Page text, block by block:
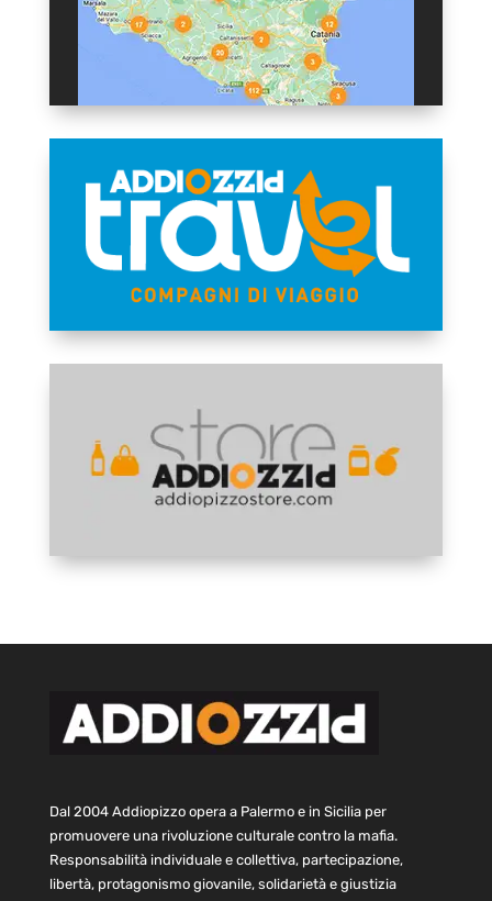
Dal 2004 Addiopizzo opera a Palermo e in Sicilia per
promuovere una rivoluzione culturale contro la mafia.
Responsabilità individuale e collettiva, partecipazione,
libertà, protagonismo giovanile, solidarietà e giustizia